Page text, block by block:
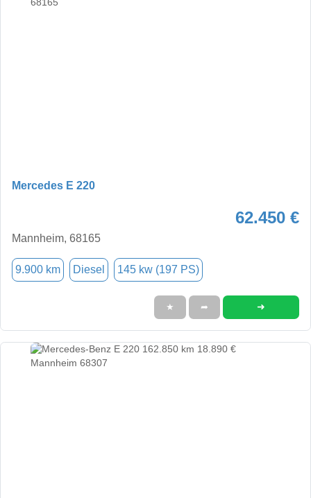
Mercedes E 220
62.450 €
Mannheim, 68165
9.900 km Diesel 145 kw (197 PS)
★ ➦ ➜